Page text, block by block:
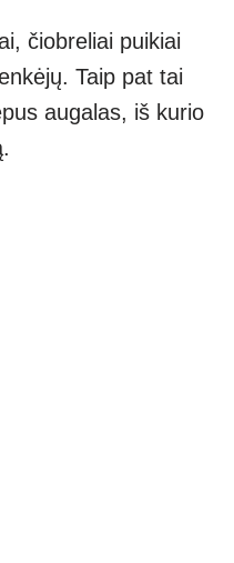
čiobreliai puikiai
Taip pat tai
augalas, iš kurio